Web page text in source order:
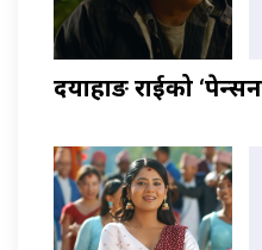
दयाहाङ राईको